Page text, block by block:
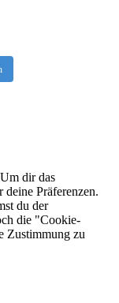
dir das
Präferenzen.
du der
die "Cookie-
Zustimmung zu